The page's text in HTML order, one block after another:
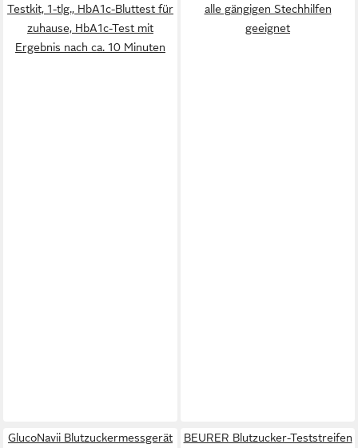
Testkit, 1-tlg., HbA1c-Bluttest für
zuhause, HbA1c-Test mit
Ergebnis nach ca. 10 Minuten
alle gängigen Stechhilfen
geeignet
GlucoNavii Blutzuckermessgerät BEURER Blutzucker-Teststreifen